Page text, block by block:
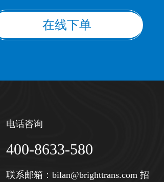
在线下单
电话咨询
400-8633-580
联系邮箱： bilan@brighttrans.com 招